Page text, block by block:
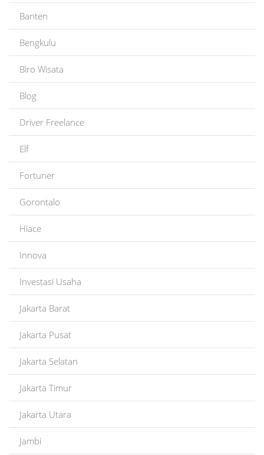
Banten
Bengkulu
Biro Wisata
Blog
Driver Freelance
Elf
Fortuner
Gorontalo
Hiace
Innova
Investasi Usaha
Jakarta Barat
Jakarta Pusat
Jakarta Selatan
Jakarta Timur
Jakarta Utara
Jambi